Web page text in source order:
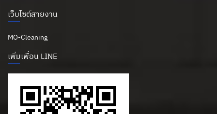
เว็บไซต์สายงาน
MO-Cleaning
เพิ่มเพื่อน LINE